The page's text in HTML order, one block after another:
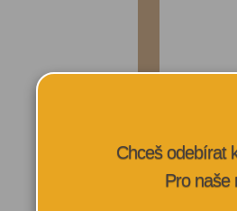
Chceš odebírat
Pro naše